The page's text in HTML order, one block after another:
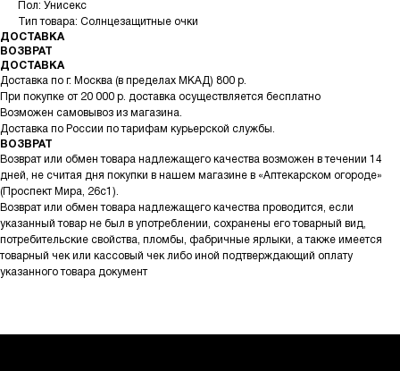
Пол: Унисекс
Тип товара: Солнцезащитные очки
ДОСТАВКА
ВОЗВРАТ
ДОСТАВКА
Доставка по г. Москва (в пределах МКАД) 800 р.
При покупке от 20 000 р. доставка осуществляется бесплатно
Возможен самовывоз из магазина.
Доставка по России по тарифам курьерской службы.
ВОЗВРАТ
Возврат или обмен товара надлежащего качества возможен в течении 14
дней, не считая дня покупки в нашем магазине в «Аптекарском огороде»
(Проспект Мира, 26с1).
Возврат или обмен товара надлежащего качества проводится, если
указанный товар не был в употреблении, сохранены его товарный вид,
потребительские свойства, пломбы, фабричные ярлыки, а также имеется
товарный чек или кассовый чек либо иной подтверждающий оплату
указанного товара документ